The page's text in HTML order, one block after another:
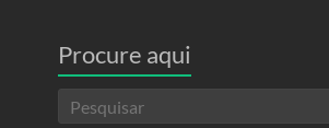
Procure aqui